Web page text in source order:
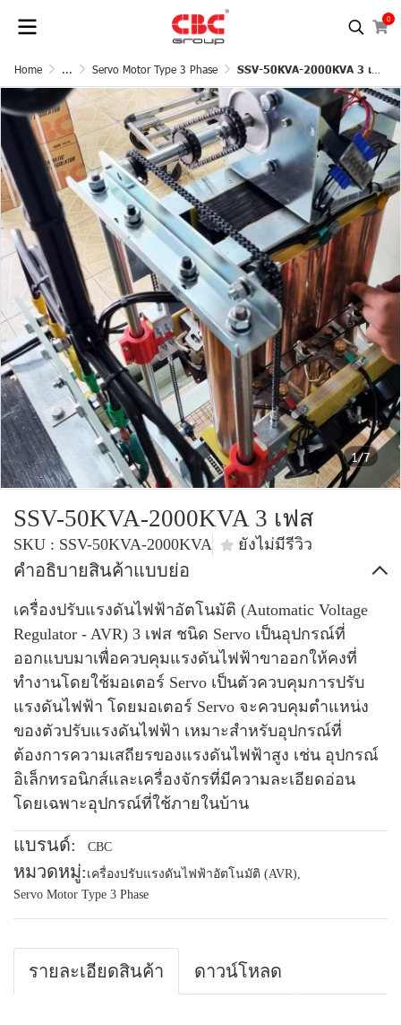
0
Home ... Servo Motor Type 3 Phase SSV-50KVA-2000KVA 3 เฟส
1/7
SSV-50KVA-2000KVA 3 เฟส
SKU : SSV-50KVA-2000KVA ยังไม่มีรีวิว
คำอธิบายสินค้าแบบย่อ
เครื่องปรับแรงดันไฟฟ้าอัตโนมัติ (Automatic Voltage
Regulator - AVR) 3 เฟส ชนิด Servo เป็นอุปกรณ์ที่
ออกแบบมาเพื่อควบคุมแรงดันไฟฟ้าขาออกให้คงที่
ทำงานโดยใช้มอเตอร์ Servo เป็นตัวควบคุมการปรับ
แรงดันไฟฟ้า โดยมอเตอร์ Servo จะควบคุมตำแหน่ง
ของตัวปรับแรงดันไฟฟ้า เหมาะสำหรับอุปกรณ์ที่
ต้องการความเสถียรของแรงดันไฟฟ้าสูง เช่น อุปกรณ์
อิเล็กทรอนิกส์และเครื่องจักรที่มีความละเอียดอ่อน
โดยเฉพาะอุปกรณ์ที่ใช้ภายในบ้าน
แบรนด์: CBC
หมวดหมู่: เครื่องปรับแรงดันไฟฟ้าอัตโนมัติ (AVR),
Servo Motor Type 3 Phase
รายละเอียดสินค้า ดาวน์โหลด